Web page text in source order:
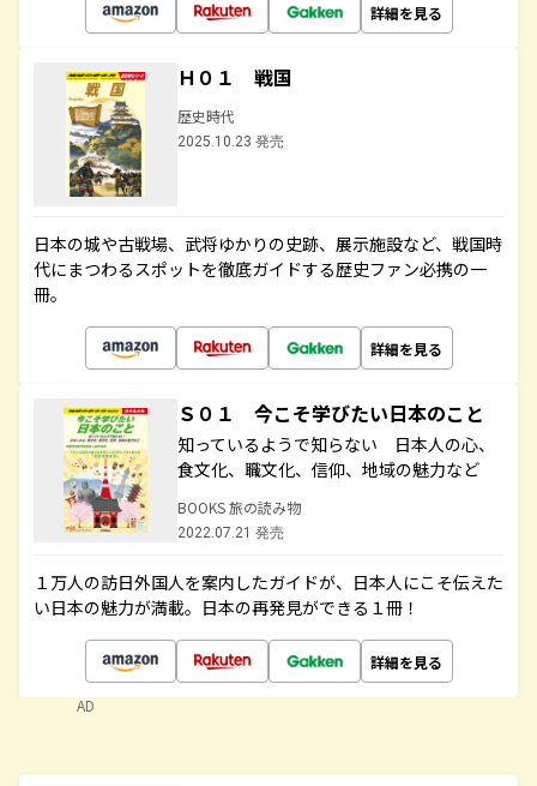
詳細を見る
Ｈ０１ 戦国
歴史時代
2025.10.23 発売
日本の城や古戦場、武将ゆかりの史跡、展示施設など、戦国時
代にまつわるスポットを徹底ガイドする歴史ファン必携の一
冊。
詳細を見る
Ｓ０１ 今こそ学びたい日本のこと
知っているようで知らない 日本人の心、
食文化、職文化、信仰、地域の魅力など
BOOKS 旅の読み物
2022.07.21 発売
１万人の訪日外国人を案内したガイドが、日本人にこそ伝えた
い日本の魅力が満載。日本の再発見ができる１冊！
詳細を見る
AD